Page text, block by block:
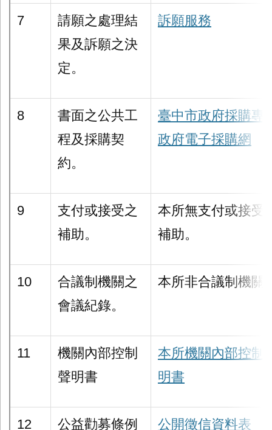
7
請願之處理結
果及訴願之決
定。
訴願服務
8
書面之公共工
程及採購契
約。
臺中市政府採購專
政府電子採購網
9
支付或接受之
補助。
本所無支付或接受
補助。
10
合議制機關之
會議紀錄。
本所非合議制機關
11
機關內部控制
聲明書
本所機關內部控制
明書
12
公益勸募條例
公開徵信資料表